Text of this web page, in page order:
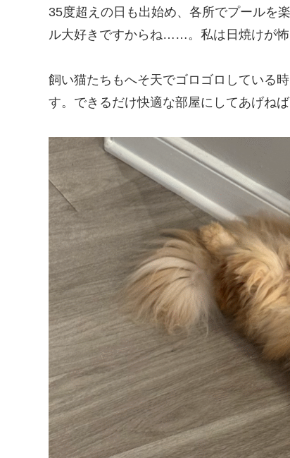
35度超えの日も出始め、各所でプールを
ル大好きですからね……。私は日焼けが怖
飼い猫たちもへそ天でゴロゴロしている
す。できるだけ快適な部屋にしてあげねば